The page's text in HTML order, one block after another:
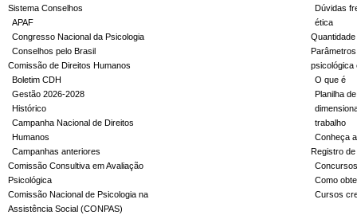
Sistema Conselhos
APAF
Congresso Nacional da Psicologia
Conselhos pelo Brasil
Comissão de Direitos Humanos
Boletim CDH
Gestão 2026-2028
Histórico
Campanha Nacional de Direitos
Humanos
Campanhas anteriores
Comissão Consultiva em Avaliação
Psicológica
Comissão Nacional de Psicologia na
Assistência Social (CONPAS)
Dúvidas
ética
psicológica
O que é
Planilha
trabalho
Conheça
Registro
Concursos
Como
Cursos